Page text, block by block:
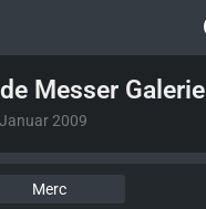
Messer Galerie
2009
Merc